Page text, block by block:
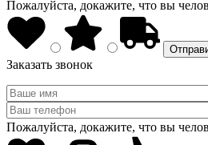
Пожалуйста, докажите, что вы
Заказать звонок
Пожалуйста, докажите, что вы